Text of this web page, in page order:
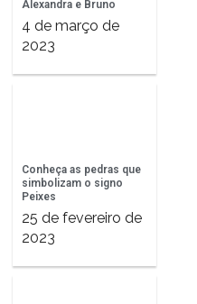
Alexandra e Bruno
4 de março de
2023
Conheça as pedras que
simbolizam o signo
Peixes
25 de fevereiro de
2023